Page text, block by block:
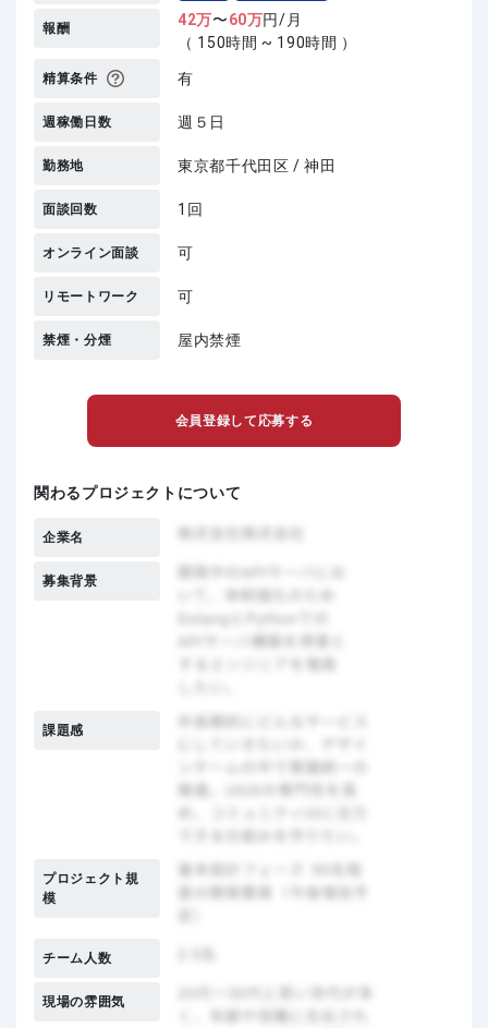
報酬 42万〜60万円/月
（ 150時間 ~ 190時間 ）
精算条件 有
週稼働日数 週５日
勤務地 東京都千代田区 / 神田
面談回数 1回
オンライン面談 可
リモートワーク 可
禁煙・分煙 屋内禁煙
会員登録して応募する
関わるプロジェクトについて
企業名
募集背景
課題感
プロジェクト規
模
チーム人数
現場の雰囲気